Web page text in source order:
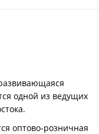
одной из ведущих
оптово-розничная